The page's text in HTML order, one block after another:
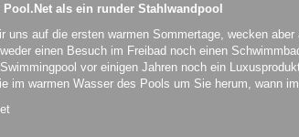
als ein runder Stahlwandpool
uns auf die ersten warmen Sommertage, wecken
einen Besuch im Freibad noch einen
vor einigen Jahren noch ein
im warmen Wasser des Pools um Sie herum, wann